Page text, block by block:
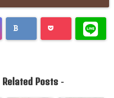
Related Posts-